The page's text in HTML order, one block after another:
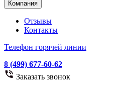
Компания
Отзывы
Контакты
Телефон горячей линии
8 (499) 677-60-62
Заказать звонок